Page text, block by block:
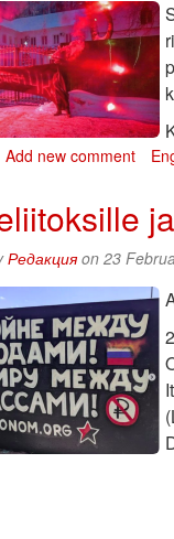
about
Add new comment
Редакцияon 23